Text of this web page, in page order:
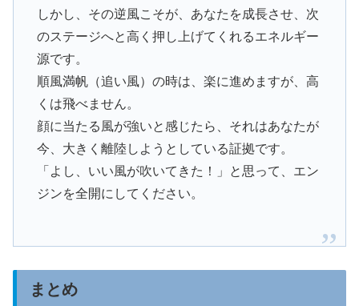
しかし、その逆風こそが、あなたを成長させ、次
のステージへと高く押し上げてくれるエネルギー
源です。
順風満帆（追い風）の時は、楽に進めますが、高
くは飛べません。
顔に当たる風が強いと感じたら、それはあなたが
今、大きく離陸しようとしている証拠です。
「よし、いい風が吹いてきた！」と思って、エン
ジンを全開にしてください。
まとめ